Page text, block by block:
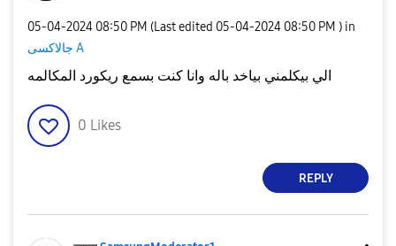
‎05-04-2024 08:50 PM (Last edited ‎05-04-2024 08:50 PM ) in
جالاكسى A
الي بيكلمني بياخد باله وانا كنت بسمع ريكورد المكالمه
0 Likes
REPLY